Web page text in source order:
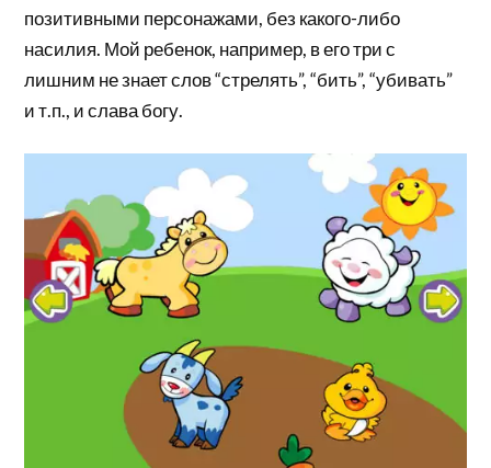
позитивными персонажами, без какого-либо
насилия. Мой ребенок, например, в его три с
лишним не знает слов “стрелять”, “бить”, “убивать”
и т.п., и слава богу.